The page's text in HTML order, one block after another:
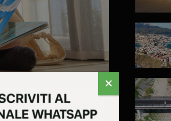
it Now”, un concetto
favorire